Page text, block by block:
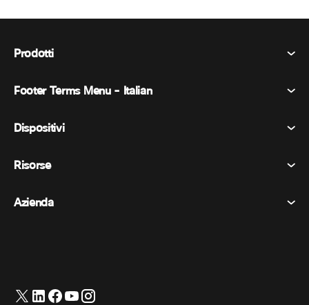
Prodotti
Webex Suite
Messaggistica
Eventi
Footer Terms Menu - Italian
Termini e condizioni
Marchi
English (Inglese)
Dispositivi
Dispositivi della stanza
Cuffie
Risorse
Prezzi
Azienda
Contatta il supporto